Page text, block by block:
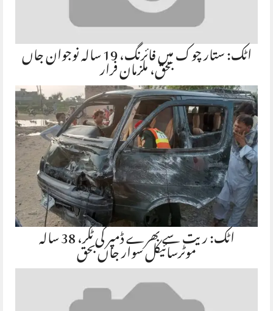
اٹک: ستار چوک میں فائرنگ، 19 سالہ نوجوان جاںبحق، ملزمان فرار
اٹک: ریت سے بھرے ڈمپر کی ٹکر، 38 سالہ موٹرسائیکل سوار جاں بحق